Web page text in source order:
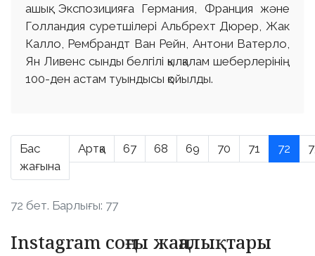
ашық. Экспозицияға Германия, Франция және
Голландия суретшілері Альбрехт Дюрер, Жак
Калло, Рембрандт Ван Рейн, Антони Ватерло,
Ян Ливенс сынды белгілі қылқалам шеберлерінің
100-ден астам туындысы қойылды.
Бас
жағына
Артқа 67 68 69 70 71 72
72 бет. Барлығы: 77
Instagram соңғы жаңалықтары